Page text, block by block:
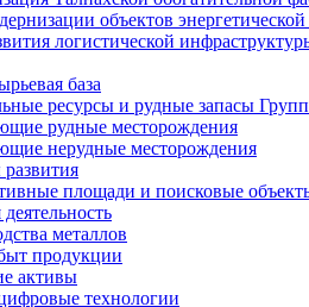
объектов
логистической
база
ресурсы и рудные запасы
рудные месторождения
нерудные месторождения
площади и поисковые
металлов
продукции
активы
технологии